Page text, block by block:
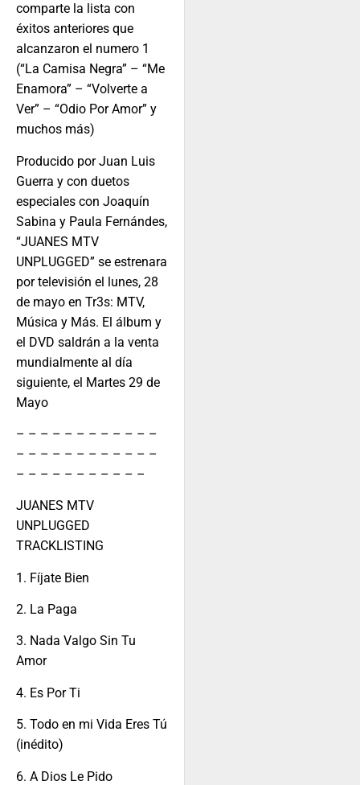
comparte la lista con
éxitos anteriores que
alcanzaron el numero 1
(“La Camisa Negra” – “Me
Enamora” – “Volverte a
Ver” – “Odio Por Amor” y
muchos más)
Producido por Juan Luis
Guerra y con duetos
especiales con Joaquín
Sabina y Paula Fernándes,
“JUANES MTV
UNPLUGGED” se estrenara
por televisión el lunes, 28
de mayo en Tr3s: MTV,
Música y Más. El álbum y
el DVD saldrán a la venta
mundialmente al día
siguiente, el Martes 29 de
Mayo
– – – – – – – – – – – –
– – – – – – – – – – – –
– – – – – – – – – – –
JUANES MTV
UNPLUGGED
TRACKLISTING
1. Fíjate Bien
2. La Paga
3. Nada Valgo Sin Tu
Amor
4. Es Por Ti
5. Todo en mi Vida Eres Tú
(inédito)
6. A Dios Le Pido